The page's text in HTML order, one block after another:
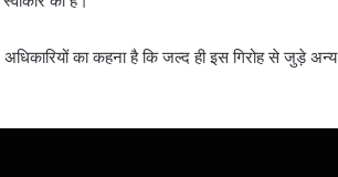
का कहना है कि जल्द ही इस गिरोह से जुड़े अन्य